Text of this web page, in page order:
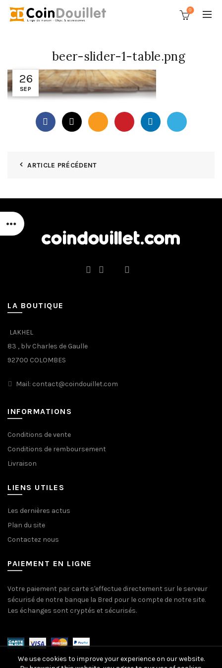
0
26
SEP
beer-slider-1-table.png
ARTICLE PRÉCÉDENT
LA BOUTIQUE
LAKHEL
83 , blv Charles de Gaulle
92700 COLOMBES
Mail: contact@coindouillet.com
INFORMATIONS
Conditions de vente
Conditions de remboursement
Livraison
LIENS UTILES
Les dernières actus
Plan du site
Contactez nous
PAIEMENT EN LIGNE
Votre paiement par carte s'effectue directement sur le serveur
sécurisé de notre banque la Bred pour le compte de notre site.
Les échanges sont cryptés et sécurisés.
We use cookies to improve your experience on our website.